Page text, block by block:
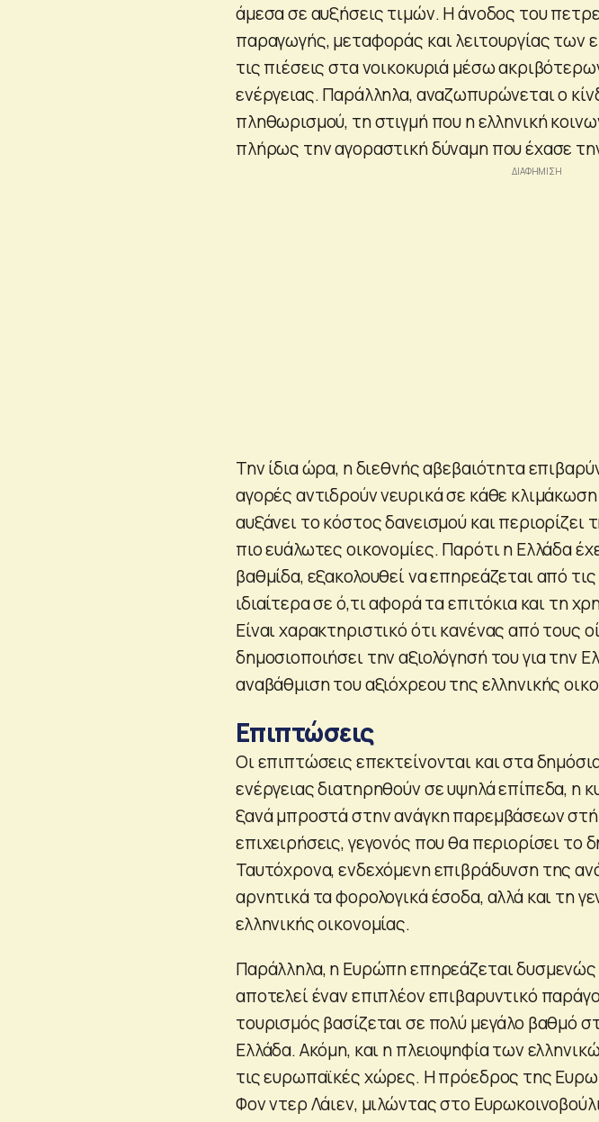
άμεσα σε αυξήσεις τιμών. Η άνοδος του
παραγωγής, μεταφοράς και λειτουργίας των
τις πιέσεις στα νοικοκυριά μέσω
ενέργειας. Παράλληλα, αναζωπυρώνεται ο
πληθωρισμού, τη στιγμή που η ελληνική
πλήρως την αγοραστική δύναμη που έχασε
Την ίδια ώρα, η διεθνής αβεβαιότητα
αγορές αντιδρούν νευρικά σε κάθε
αυξάνει το κόστος δανεισμού και περιορίζει
πιο ευάλωτες οικονομίες. Παρότι η Ελλάδα
βαθμίδα, εξακολουθεί να επηρεάζεται από
ιδιαίτερα σε ό,τι αφορά τα επιτόκια και τη
Είναι χαρακτηριστικό ότι κανένας από τους
δημοσιοποιήσει την αξιολόγησή του για την
αναβάθμιση του αξιόχρεου της ελληνικής
Επιπτώσεις
Οι επιπτώσεις επεκτείνονται και στα
ενέργειας διατηρηθούν σε υψηλά επίπεδα, η
ξανά μπροστά στην ανάγκη παρεμβάσεων
επιχειρήσεις, γεγονός που θα περιορίσει το
Ταυτόχρονα, ενδεχόμενη επιβράδυνση της
αρνητικά τα φορολογικά έσοδα, αλλά και τη
ελληνικής οικονομίας.
Παράλληλα, η Ευρώπη επηρεάζεται δυσμενώς
αποτελεί έναν επιπλέον επιβαρυντικό
τουρισμός βασίζεται σε πολύ μεγάλο βαθμό
Ελλάδα. Ακόμη, και η πλειοψηφία των
τις ευρωπαϊκές χώρες. Η πρόεδρος της
Φον ντερ Λάιεν, μιλώντας στο